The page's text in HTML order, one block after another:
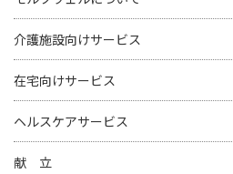
介護施設向けサービス
在宅向けサービス
ヘルスケアサービス
献 立